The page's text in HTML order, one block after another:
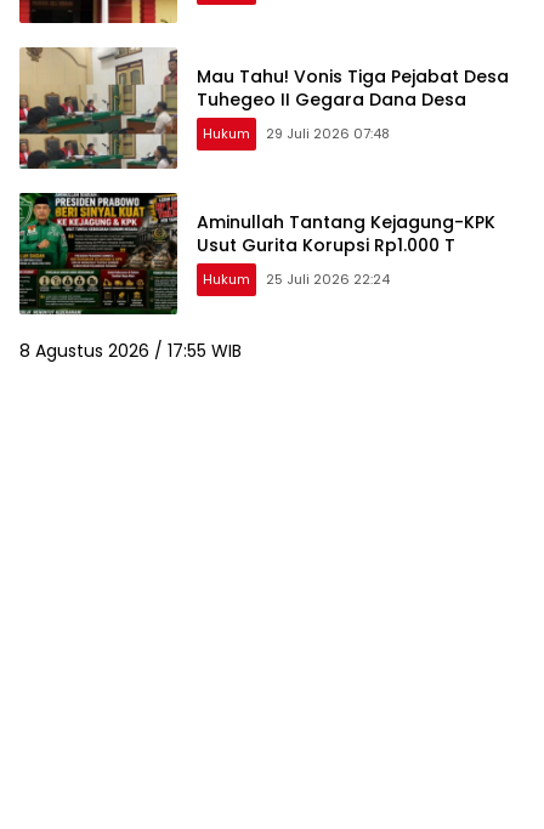
Mau Tahu! Vonis Tiga Pejabat Desa
Tuhegeo II Gegara Dana Desa
Hukum 29 Juli 2026 07:48
Aminullah Tantang Kejagung-KPK
Usut Gurita Korupsi Rp1.000 T
Hukum 25 Juli 2026 22:24
8 Agustus 2026 / 17:55 WIB